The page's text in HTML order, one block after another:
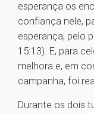
esperança os
confiança nele,
esperança, pelo
15:13). E, para
melhora e, em
campanha, foi
Durante os dois